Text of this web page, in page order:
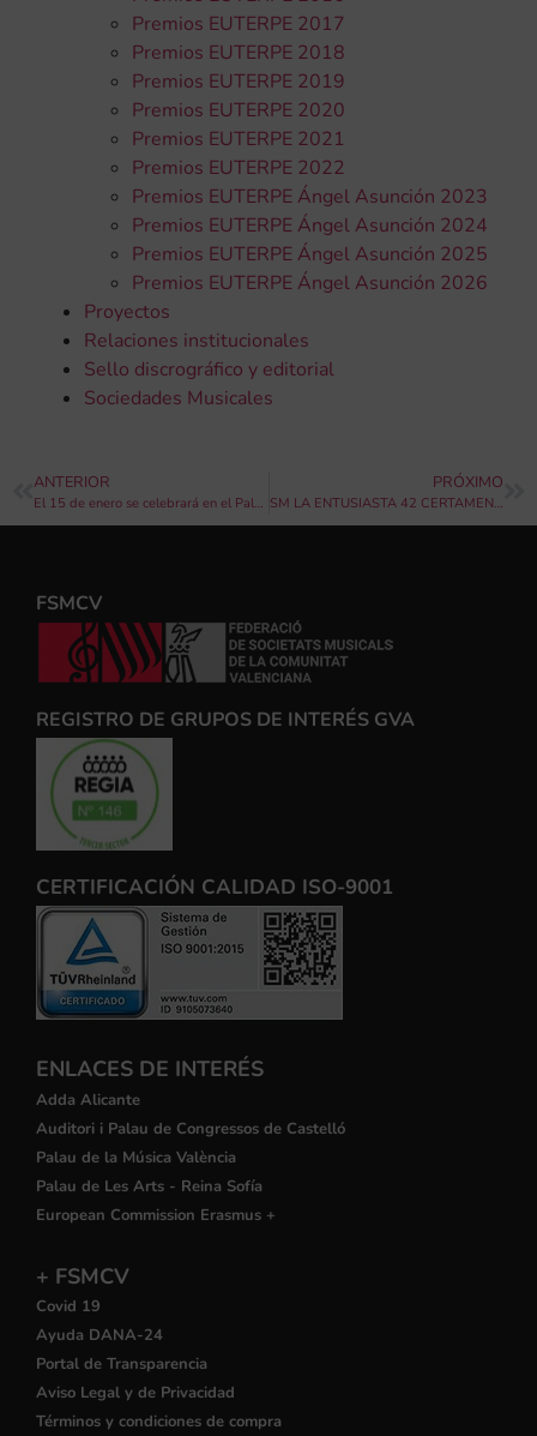
Premios EUTERPE 2017
Premios EUTERPE 2018
Premios EUTERPE 2019
Premios EUTERPE 2020
Premios EUTERPE 2021
Premios EUTERPE 2022
Premios EUTERPE Ángel Asunción 2023
Premios EUTERPE Ángel Asunción 2024
Premios EUTERPE Ángel Asunción 2025
Premios EUTERPE Ángel Asunción 2026
Proyectos
Relaciones institucionales
Sello discrográfico y editorial
Sociedades Musicales
ANTERIOR
El 15 de enero se celebrará en el Palau de les Arts el 42 Certamen de Bandas de la Comunidad Valenciana en secciones Tercera y Segunda
PRÓXIMO
SM LA ENTUSIASTA 42 CERTAMEN DE BANDAS DE MÚSICA DE LA COMUNIDAD VALENCIANA
FSMCV
REGISTRO DE GRUPOS DE INTERÉS GVA
CERTIFICACIÓN CALIDAD ISO-9001
ENLACES DE INTERÉS
Adda Alicante
Auditori i Palau de Congressos de Castelló
Palau de la Música València
Palau de Les Arts - Reina Sofía
European Commission Erasmus +
+ FSMCV
Covid 19
Ayuda DANA-24
Portal de Transparencia
Aviso Legal y de Privacidad
Términos y condiciones de compra